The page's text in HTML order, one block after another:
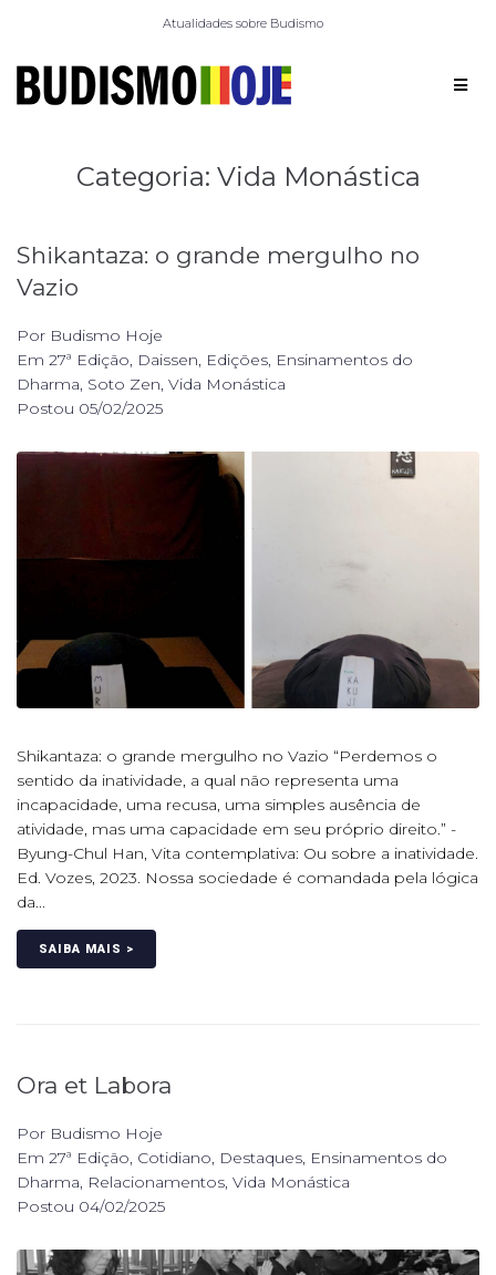
Atualidades sobre Budismo
Categoria: Vida Monástica
Shikantaza: o grande mergulho no
Vazio
Por Budismo Hoje
Em 27ª Edição, Daissen, Edições, Ensinamentos do
Dharma, Soto Zen, Vida Monástica
Postou 05/02/2025
Shikantaza: o grande mergulho no Vazio “Perdemos o
sentido da inatividade, a qual não representa uma
incapacidade, uma recusa, uma simples ausência de
atividade, mas uma capacidade em seu próprio direito.” -
Byung-Chul Han, Vita contemplativa: Ou sobre a inatividade.
Ed. Vozes, 2023. Nossa sociedade é comandada pela lógica
da...
SAIBA MAIS >
Ora et Labora
Por Budismo Hoje
Em 27ª Edição, Cotidiano, Destaques, Ensinamentos do
Dharma, Relacionamentos, Vida Monástica
Postou 04/02/2025